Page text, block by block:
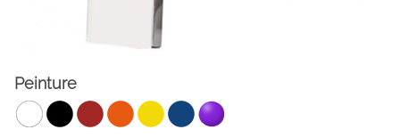
INSTAGRAM FACEBOOK
Peinture